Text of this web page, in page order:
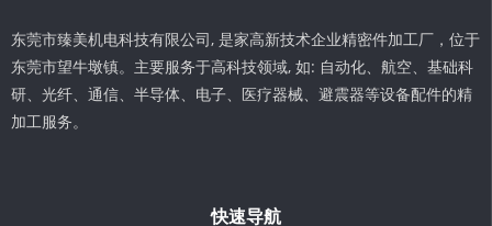
东莞市臻美机电科技有限公司, 是家高新技术企业精密件加工厂，位于
东莞市望牛墩镇。主要服务于高科技领域, 如: 自动化、航空、基础科
研、光纤、通信、半导体、电子、医疗器械、避震器等设备配件的精
加工服务。
快速导航